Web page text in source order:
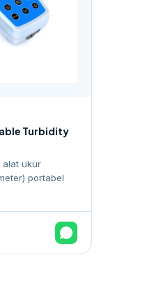
Turbidity
alat ukur
portabel